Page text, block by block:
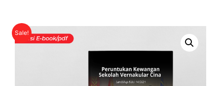
Sale!